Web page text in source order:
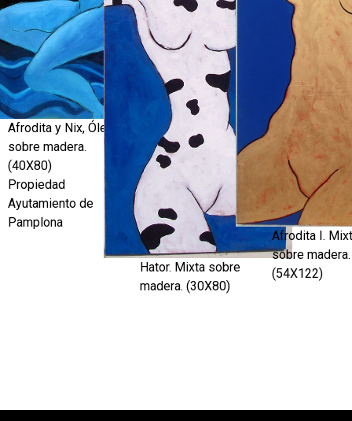
Afrodita y Nix, Óleo
sobre madera.
(40X80)
Propiedad
Ayutamiento de
Pamplona
Hator. Mixta sobre
madera. (30X80)
Afrodita I.
sobre madera.
(54X122)